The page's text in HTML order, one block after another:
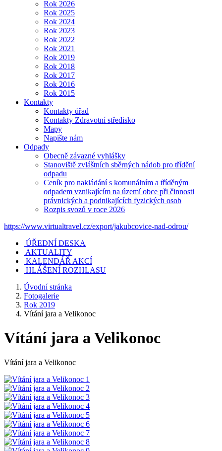
Rok 2026
Rok 2025
Rok 2024
Rok 2023
Rok 2022
Rok 2021
Rok 2019
Rok 2018
Rok 2017
Rok 2016
Rok 2015
Kontakty
Kontakty úřad
Kontakty Zdravotní středisko
Mapy
Napište nám
Odpady
Obecně závazné vyhlášky
Stanoviště zvláštních sběrných nádob pro třídění
odpadu
Ceník pro nakládání s komunálním a tříděným
odpadem vznikajícím na území obce při činnosti
právnických a podnikajících fyzických osob
Rozpis svozů v roce 2026
https://www.virtualtravel.cz/export/jakubcovice-nad-odrou/
ÚŘEDNÍ DESKA
AKTUALITY
KALENDÁŘ AKCÍ
HLÁŠENÍ ROZHLASU
Úvodní stránka
Fotogalerie
Rok 2019
Vítání jara a Velikonoc
Vítání jara a Velikonoc
Vítání jara a Velikonoc